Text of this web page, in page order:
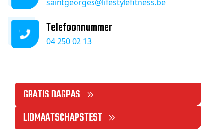
saintgeorges@lifestylefitness.be
Telefoonnummer
04 250 02 13
GRATIS DAGPAS
LIDMAATSCHAPSTEST